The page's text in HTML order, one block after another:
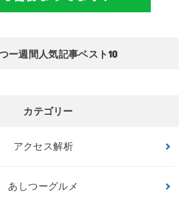
ー週間人気記事ベスト10
カテゴリー
アクセス解析
あしつーグルメ